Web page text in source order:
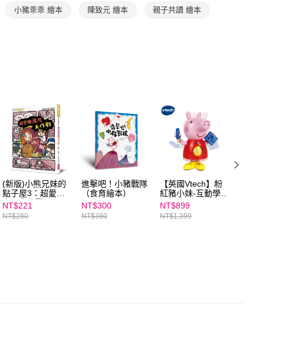
暢銷作者 陳致元
小豬乖乖 繪本 陳致元 繪本 親子共讀 繪本
(新版)小熊兄妹的
點子屋3：超愛睏
魔咒大作戰
NT$221
NT$280
進擊吧！小豬戰隊
（食育繪本）
NT$300
NT$380
【英國Vtech】粉
紅豬小妹-互動學習
佩佩豬
NT$899
NT$1,399